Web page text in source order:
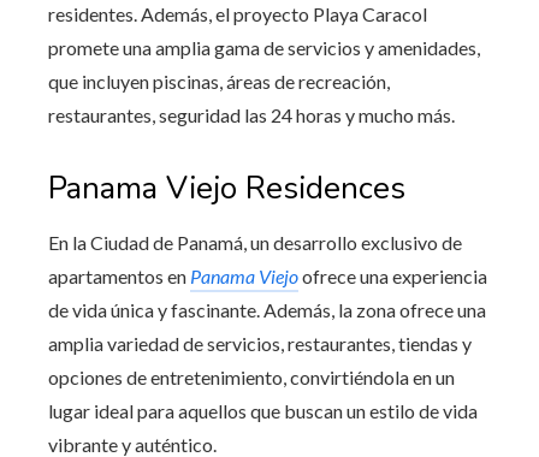
residentes. Además, el proyecto Playa Caracol
promete una amplia gama de servicios y amenidades,
que incluyen piscinas, áreas de recreación,
restaurantes, seguridad las 24 horas y mucho más.
Panama Viejo Residences
En la Ciudad de Panamá, un desarrollo exclusivo de
apartamentos en Panama Viejoofrece una experiencia
de vida única y fascinante. Además, la zona ofrece una
amplia variedad de servicios, restaurantes, tiendas y
opciones de entretenimiento, convirtiéndola en un
lugar ideal para aquellos que buscan un estilo de vida
vibrante y auténtico.